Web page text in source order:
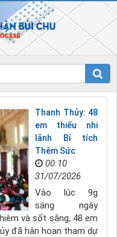
Thanh Thủy: 48
em thiếu nhi
lãnh Bí tích
Thêm Sức
00:10
31/07/2026
Vào lúc 9g
sáng ngày
và sốt sắng, 48 em
đã hân hoan tham dự